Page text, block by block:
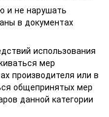
и не нарушать
в документах
использования
мер
производителя или в
общепринятых мер
данной категории